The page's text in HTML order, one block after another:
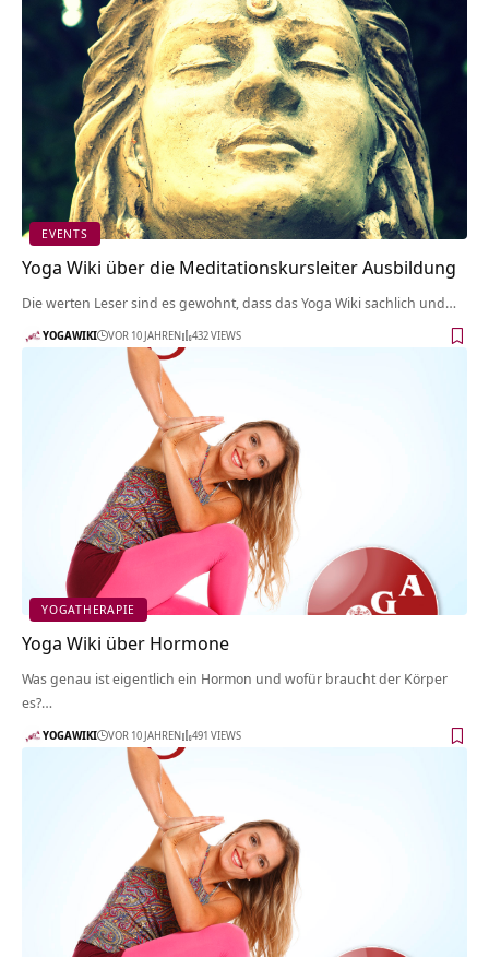
EVENTS
Yoga Wiki über die Meditationskursleiter Ausbildung
Die werten Leser sind es gewohnt, dass das Yoga Wiki sachlich und…
YOGAWIKI VOR 10 JAHREN 432 VIEWS
YOGATHERAPIE
Yoga Wiki über Hormone
Was genau ist eigentlich ein Hormon und wofür braucht der Körper
es?…
YOGAWIKI VOR 10 JAHREN 491 VIEWS